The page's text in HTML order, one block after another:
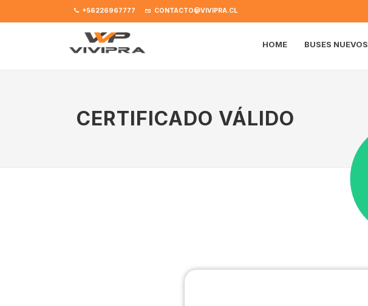
+56226967777 CONTACTO@VIVIPRA.CL
HOME BUSES NUEVOS
CERTIFICADO VÁLIDO